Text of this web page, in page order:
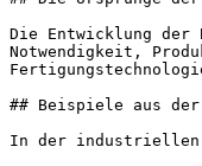
Die Entwicklung der
Notwendigkeit,
## Beispiele aus
In der industriellen